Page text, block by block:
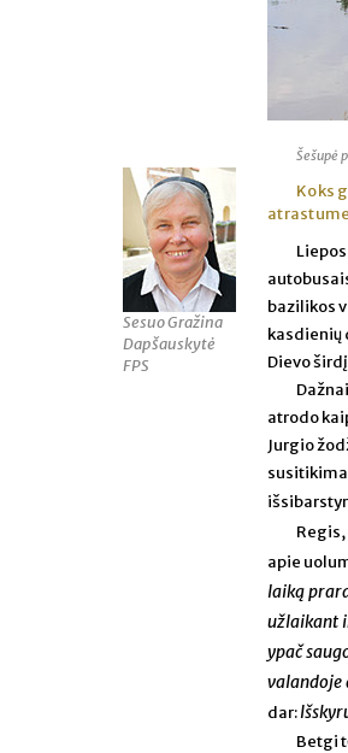
Šešupė
Sesuo Gražina
Dapšauskytė
FPS
Koks
bazilikos
kasdienių
Dievo
atrodo
Jurgio
apie
laiką
užlaikant
ypač
valandoje
dar:
Betgi